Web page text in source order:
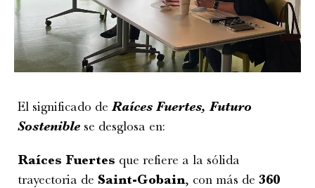
El significado de Raíces Fuertes, Futuro
Sostenible se desglosa en:
Raíces Fuertes que refiere a la sólida
trayectoria de Saint-Gobain, con más de 360